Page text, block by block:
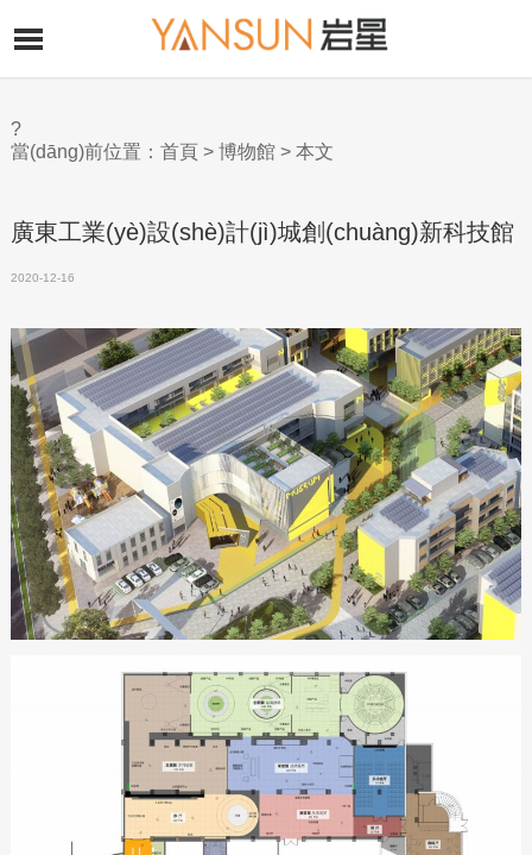
?
當(dāng)前位置： 首頁> 博物館> 本文
廣東工業(yè)設(shè)計(jì)城創(chuàng)新科技館
2020-12-16